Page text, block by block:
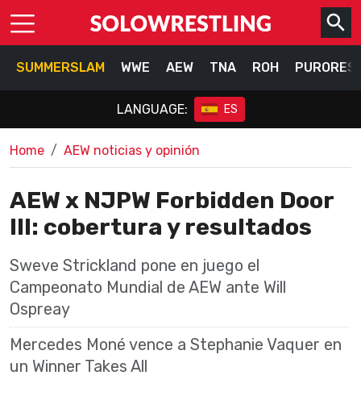
SUMMERSLAM WWE AEW TNA ROH
LANGUAGE: ES
Home AEW noticias y opinión
AEW x NJPW Forbidden Door
III: cobertura y resultados
Sweve Strickland pone en juego el
Campeonato Mundial de AEW ante Will
Ospreay
Mercedes Moné vence a Stephanie Vaquer en
un Winner Takes All